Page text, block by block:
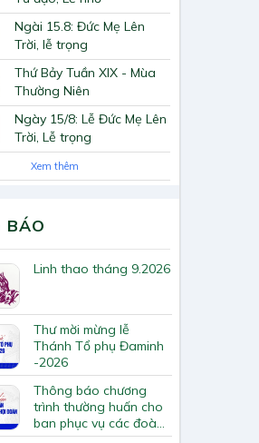
Ngài 15.8: Đức Mẹ Lên
Trời, lễ trọng
Thứ Bảy Tuần XIX - Mùa
Thường Niên
Ngày 15/8: Lễ Đức Mẹ Lên
Trời, Lễ trọng
Xem thêm
BÁO
Linh thao tháng 9.2026
Thư mời mừng lễ
Thánh Tổ phụ Đaminh
-2026
Thông báo chương
trình thường huấn cho
ban phục vụ các đoàn
hội Tông huấn về loan